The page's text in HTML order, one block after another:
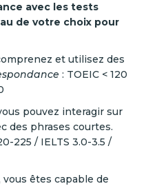
avec les tests
de votre choix pour
et utilisez des
: TOEIC < 120
pouvez interagir sur
des phrases courtes.
225 / IELTS 3.0-3.5 /
êtes capable de